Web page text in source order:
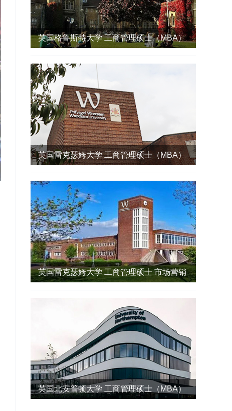
英国格鲁斯特大学 工商管理硕士（MBA）
英国雷克瑟姆大学 工商管理硕士（MBA）
英国雷克瑟姆大学 工商管理硕士 市场营销
英国北安普顿大学 工商管理硕士（MBA）